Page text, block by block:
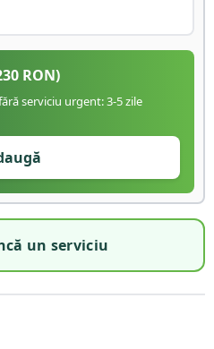
RON)
serviciu urgent: 3-5 zile
un serviciu